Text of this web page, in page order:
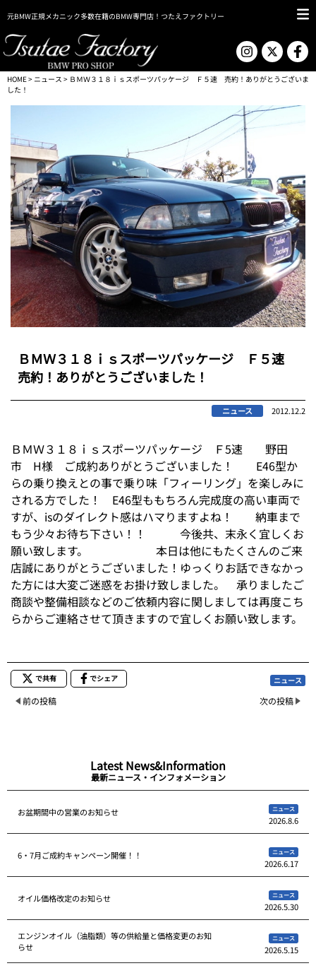
元BMW正規メカニック多数在籍のBMW専門店！つたえファクトリー
HOME> ニュース > ＢＭＷ３１８ｉｓスポーツパッケージ Ｆ５速 売約！ありがとうございま
した！
ＢＭＷ３１８ｉｓスポーツパッケージ Ｆ５速
売約！ありがとうございました！
ニュース 2012.12.2
ＢＭＷ３１８ｉｓスポーツパッケージ Ｆ5速 野田
市 H様 ご成約ありがとうございました！ E46型か
らの乗り換えとの事で乗り味「フィーリング」を楽しみに
される方でした！ E46型ももちろん完成度の高い車両で
すが、isのダイレクト感はハマりますよね！ 納車まで
もう少々お待ち下さい！！ 今後共、末永く宜しくお
願い致します。 本日は他にもたくさんのご来
店誠にありがとうございました！ゆっくりお話できなかっ
た方には大変ご迷惑をお掛け致しました。 承りましたご
商談や整備相談などのご依頼内容に関しましては再度こち
らからご連絡させて頂きますので宜しくお願い致します。
で共有 でシェア ニュース
前の投稿 次の投稿
Latest News&Information
最新ニュース・インフォメーション
お盆期間中の営業のお知らせ ニュース
2026.8.6
6・7月ご成約キャンペーン開催！！ ニュース
2026.6.17
オイル価格改定のお知らせ ニュース
2026.5.30
エンジンオイル（油脂類）等の供給量と価格変更のお知
らせ
ニュース
2026.5.15